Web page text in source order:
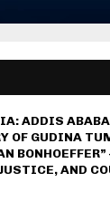
ADDIS ABABA
OF GUDINA
AND